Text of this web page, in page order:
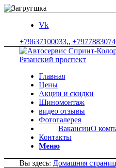
Vk
+79637100033,,
Главная
Цены
Акции и скидки
Шиномонтаж
видео отзывы
Фотогалерея
О
Вакансии
Контакты
Меню
Вы здесь: Домашняя